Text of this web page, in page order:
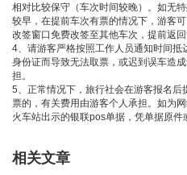
相对比较保守（车次时间较晚）。如无
较早，在提前车次有票的情况下，游客
改签窗口免费改签至其他车次，提前返回
4、请游客严格按照工作人员通知时间
身份证而导致无法取票，或迟到误车造
担。
5、正常情况下，旅行社会在游客报名
票的，有关费用由游客个人承担。如为
火车站出示的银联pos单据，凭单据原件
相关文章